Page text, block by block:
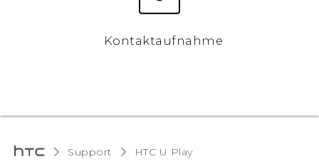
Kontaktaufnahme
Support HTC U Play‎